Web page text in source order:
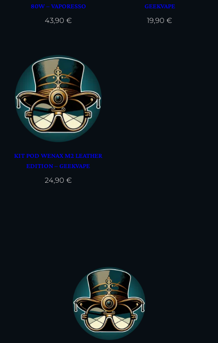
80W – VAPORESSO
43,90 €
GEEKVAPE
19,90€
KIT POD WENAX M2 LEATHER
EDITION – GEEKVAPE
24,90 €